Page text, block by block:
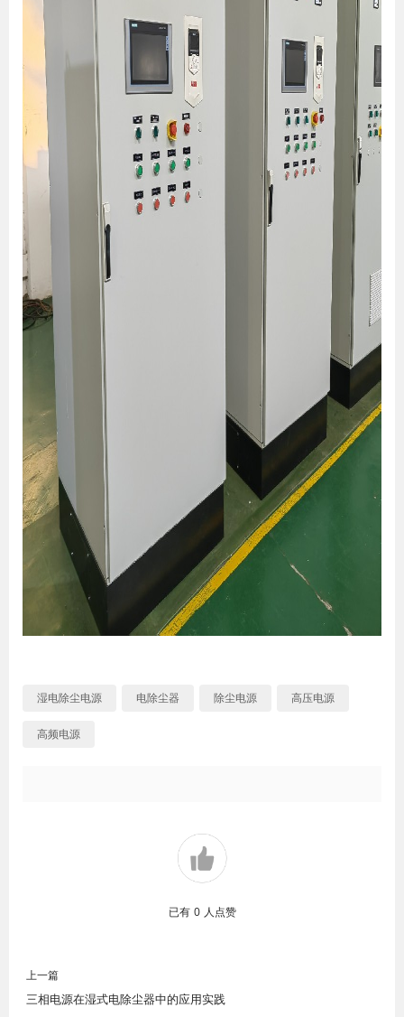
湿电除尘电源 电除尘器 除尘电源 高压电源
高频电源
已有 0 人点赞
上一篇
三相电源在湿式电除尘器中的应用实践